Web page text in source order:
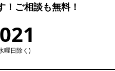
ご相談も無料！
曜日除く)